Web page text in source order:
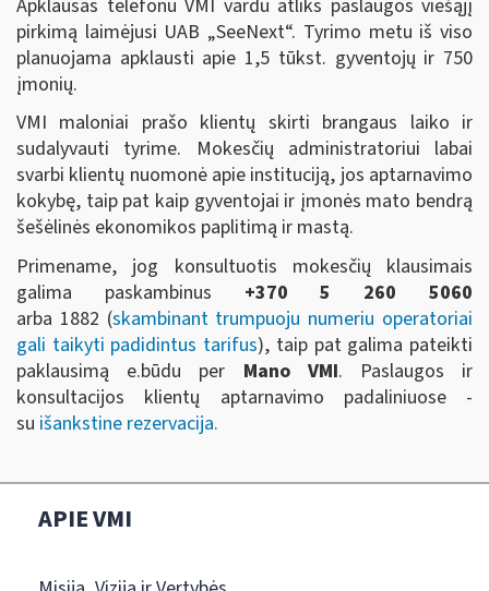
Apklausas telefonu VMI vardu atliks paslaugos viešąjį
pirkimą laimėjusi UAB „SeeNext“. Tyrimo metu iš viso
planuojama apklausti apie 1,5 tūkst. gyventojų ir 750
įmonių.
VMI maloniai prašo klientų skirti brangaus laiko ir
sudalyvauti tyrime. Mokesčių administratoriui labai
svarbi klientų nuomonė apie instituciją, jos aptarnavimo
kokybę, taip pat kaip gyventojai ir įmonės mato bendrą
šešėlinės ekonomikos paplitimą ir mastą.
Primename, jog konsultuotis mokesčių klausimais
galima paskambinus +370 5 260 5060
arba 1882 (skambinant trumpuoju numeriu operatoriai
gali taikyti padidintus tarifus), taip pat galima pateikti
paklausimą e.būdu per Mano VMI. Paslaugos ir
konsultacijos klientų aptarnavimo padaliniuose -
su išankstine rezervacija.
APIE VMI